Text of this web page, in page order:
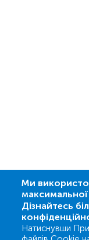
Ми
Дізнайтесь
Натиснувши